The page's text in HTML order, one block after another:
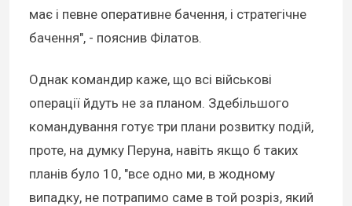
має і певне оперативне бачення, і стратегічне
бачення", - пояснив Філатов.
Однак командир каже, що всі військові
операції йдуть не за планом. Здебільшого
командування готує три плани розвитку подій,
проте, на думку Перуна, навіть якщо б таких
планів було 10, "все одно ми, в жодному
випадку, не потрапимо саме в той розріз, який